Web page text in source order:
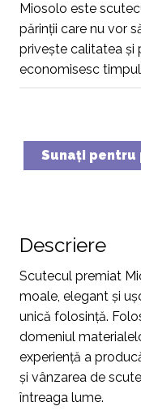
Miosolo este
părinții care nu vor
privește calitatea și
economisesc
Sunaţi pentru
Descriere
Scutecul premiat
moale, elegant și
unică folosință.
domeniul
experiență a
și vânzarea de
întreaga lume.